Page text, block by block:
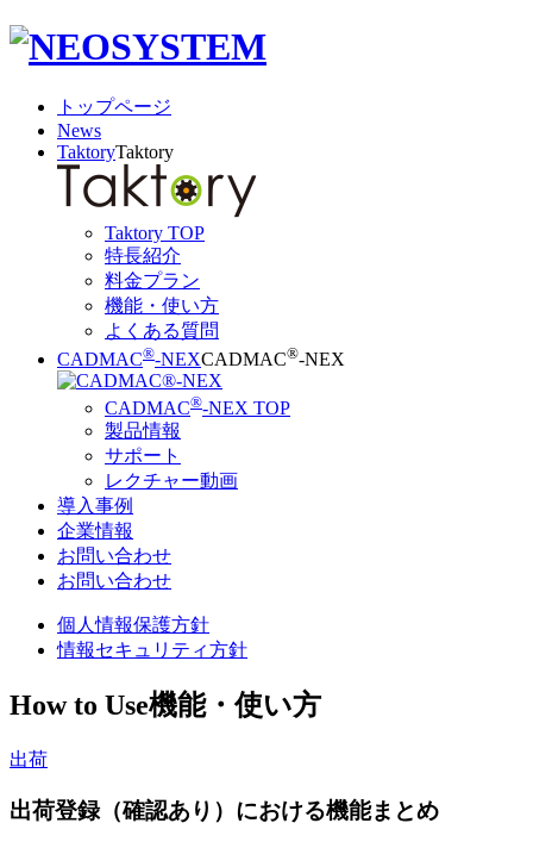
トップページ
News
TaktoryTaktory
Taktory TOP
特長紹介
料金プラン
機能・使い方
よくある質問
CADMAC®-NEXCADMAC®-NEX
CADMAC®-NEX TOP
製品情報
サポート
レクチャー動画
導入事例
企業情報
お問い合わせ
お問い合わせ
個人情報保護方針
情報セキュリティ方針
How to Use機能・使い方
出荷
出荷登録（確認あり）における機能まとめ